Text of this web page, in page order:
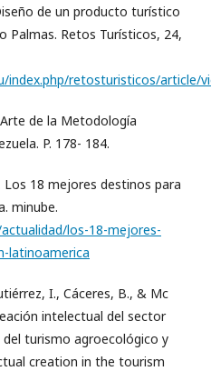
de un producto turístico
Palmas. Retos Turísticos, 24,
index.php/retosturisticos/article/
de la Metodología
P. 178- 184.
18 mejores destinos para
minube.
los-18-mejores-
latinoamerica
I., Cáceres, B., & Mc
intelectual del sector
del turismo agroecológico y
creation in the tourism